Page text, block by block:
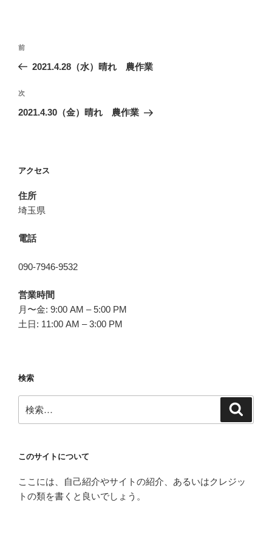
投
ビ
ゲ
ン
前
の
稿
前
2021.4.28（水）晴れ 農作業
次
の
次
2021.4.30（金）晴れ 農作業
アクセス
住所
埼玉県
電話
090-7946-9532
営業時間
月〜金: 9:00 AM – 5:00 PM
土日: 11:00 AM – 3:00 PM
検索
索:
このサイトについて
ここには、自己紹介やサイトの紹介、あるいはクレジッ
トの類を書くと良いでしょう。